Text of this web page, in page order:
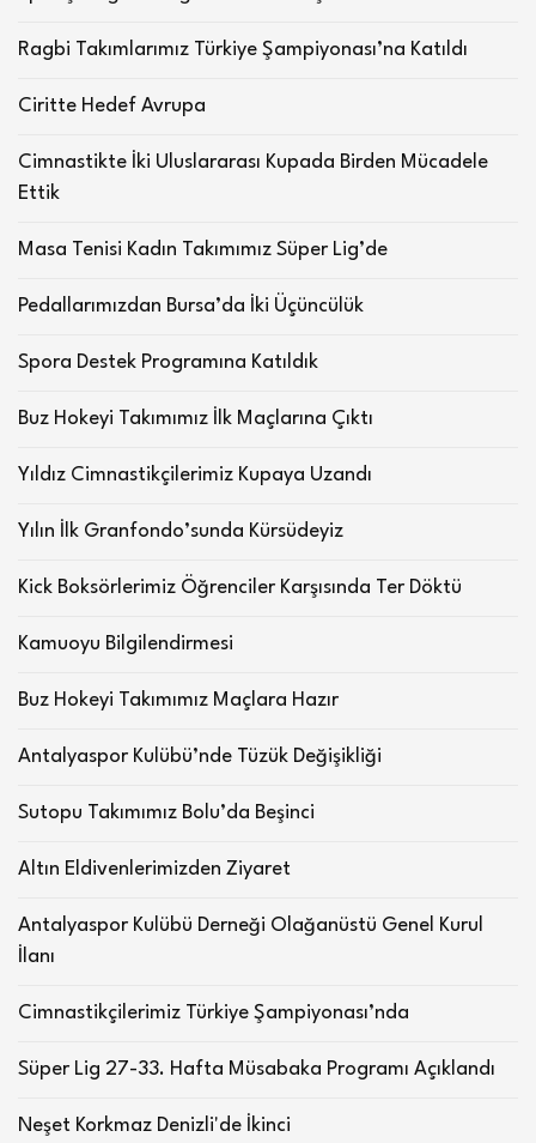
Ragbi Takımlarımız Türkiye Şampiyonası’na Katıldı
Ciritte Hedef Avrupa
Cimnastikte İki Uluslararası Kupada Birden Mücadele
Ettik
Masa Tenisi Kadın Takımımız Süper Lig’de
Pedallarımızdan Bursa’da İki Üçüncülük
Spora Destek Programına Katıldık
Buz Hokeyi Takımımız İlk Maçlarına Çıktı
Yıldız Cimnastikçilerimiz Kupaya Uzandı
Yılın İlk Granfondo’sunda Kürsüdeyiz
Kick Boksörlerimiz Öğrenciler Karşısında Ter Döktü
Kamuoyu Bilgilendirmesi
Buz Hokeyi Takımımız Maçlara Hazır
Antalyaspor Kulübü’nde Tüzük Değişikliği
Sutopu Takımımız Bolu’da Beşinci
Altın Eldivenlerimizden Ziyaret
Antalyaspor Kulübü Derneği Olağanüstü Genel Kurul
İlanı
Cimnastikçilerimiz Türkiye Şampiyonası’nda
Süper Lig 27-33. Hafta Müsabaka Programı Açıklandı
Neşet Korkmaz Denizli'de İkinci